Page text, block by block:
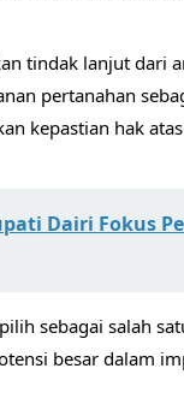
tindak lanjut dari
pertanahan
kepastian hak
Dairi Fokus
sebagai salah
besar dalam